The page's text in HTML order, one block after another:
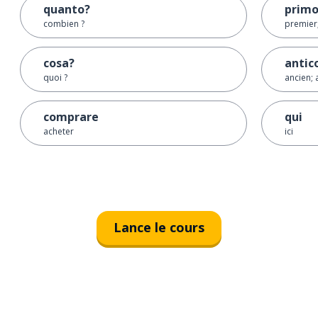
quanto?
combien ?
cosa?
quoi ?
comprare
acheter
primo
ancien;
qui
ici
Lance le cours